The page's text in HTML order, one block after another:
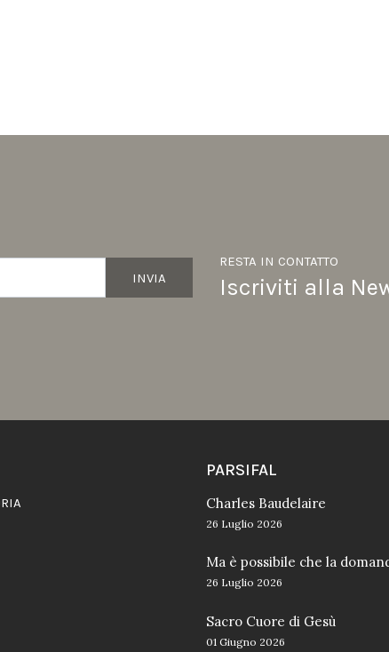
INVIA
RESTA IN CONTATTO
Iscriviti alla
PARSIFAL
Charles Baudelaire
26 Luglio 2026
Ma è possibile che la
26 Luglio 2026
Sacro Cuore di Gesù
01 Giugno 2026